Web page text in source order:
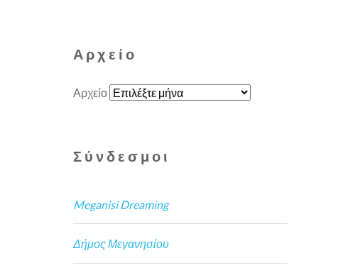
Αρχείο
Αρχείο
Σύνδεσμοι
Meganisi Dreaming
Δήμος Μεγανησίου